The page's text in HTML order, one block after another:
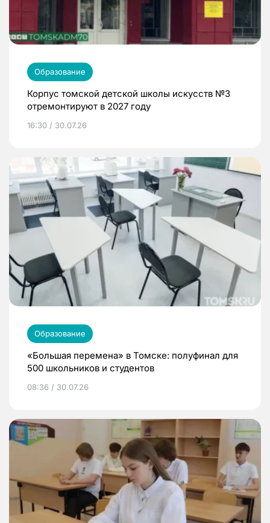
Образование
Корпус томской детской школы искусств №3
отремонтируют в 2027 году
16:30 / 30.07.26
Образование
«Большая перемена» в Томске: полуфинал для
500 школьников и студентов
08:36 / 30.07.26